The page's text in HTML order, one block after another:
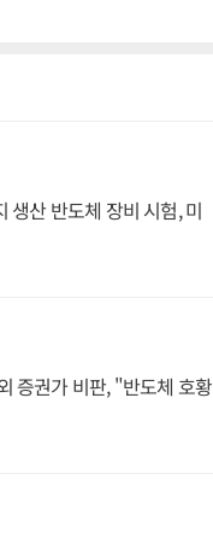
생산 반도체 장비 시험, 미
증권가 비판, "반도체 호황